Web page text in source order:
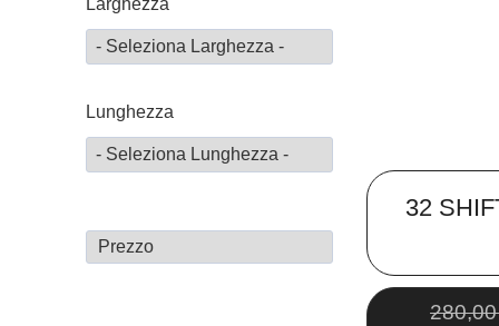
HORSEFEATHERS
OUT OF 5
UNION 19
Lunghezza
32